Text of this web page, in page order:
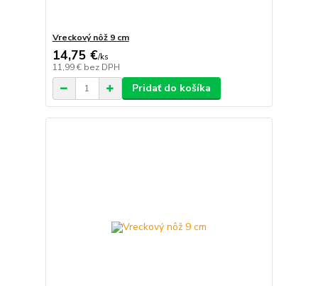
Vreckový nôž 9 cm
14,75 €/ks
11,99 € bez DPH
Pridať do košíka